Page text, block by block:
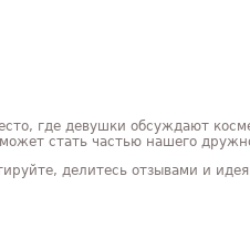
где девушки обсуждают
стать частью нашего
делитесь отзывами и